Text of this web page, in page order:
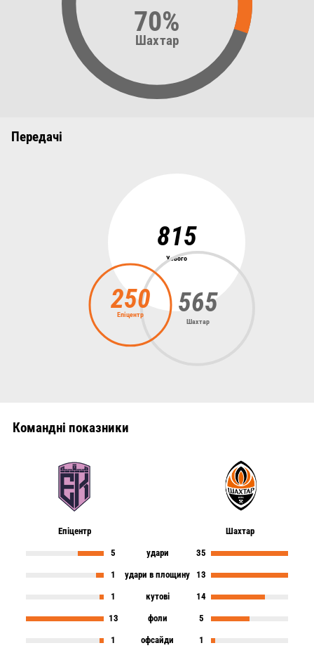
70%
Шахтар
Передачі
815
Усього
565
Шахтар
250
Епіцентр
Командні показники
Епіцентр Шахтар
5 удари 35
1 удари в площину 13
1 кутові 14
13 фоли 5
1 офсайди 1